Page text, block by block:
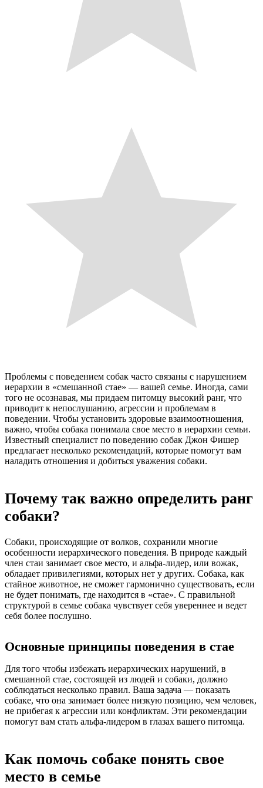
Проблемы с поведением собак часто связаны с нарушением
иерархии в «смешанной стае» — вашей семье. Иногда, сами
того не осознавая, мы придаем питомцу высокий ранг, что
приводит к непослушанию, агрессии и проблемам в
поведении. Чтобы установить здоровые взаимоотношения,
важно, чтобы собака понимала свое место в иерархии семьи.
Известный специалист по поведению собак Джон Фишер
предлагает несколько рекомендаций, которые помогут вам
наладить отношения и добиться уважения собаки.
Почему так важно определить ранг
собаки?
Собаки, происходящие от волков, сохранили многие
особенности иерархического поведения. В природе каждый
член стаи занимает свое место, и альфа-лидер, или вожак,
обладает привилегиями, которых нет у других. Собака, как
стайное животное, не сможет гармонично существовать, если
не будет понимать, где находится в «стае». С правильной
структурой в семье собака чувствует себя увереннее и ведет
себя более послушно.
Основные принципы поведения в стае
Для того чтобы избежать иерархических нарушений, в
смешанной стае, состоящей из людей и собаки, должно
соблюдаться несколько правил. Ваша задача — показать
собаке, что она занимает более низкую позицию, чем человек,
не прибегая к агрессии или конфликтам. Эти рекомендации
помогут вам стать альфа-лидером в глазах вашего питомца.
Как помочь собаке понять свое
место в семье